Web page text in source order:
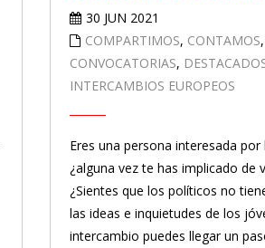
30 JUN 2021
COMPARTIMOS, CONTAMOS,
CONVOCATORIAS,
INTERCAMBIOS EUROPEOS
Eres una persona interesada
¿alguna vez te has implicado de
¿Sientes que los políticos no
las ideas e inquietudes de los
intercambio puedes llegar un